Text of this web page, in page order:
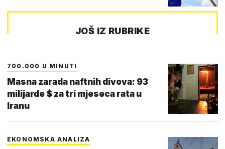
JOŠ IZ RUBRIKE
700.000 U MINUTI
Masna zarada naftnih divova: 93
milijarde $ za tri mjeseca rata u
Iranu
EKONOMSKA ANALIZA